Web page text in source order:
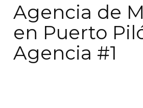
Agencia de
en Puerto
Agencia #1